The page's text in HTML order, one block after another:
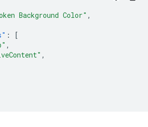
Background Color" ,
:
[
,
,